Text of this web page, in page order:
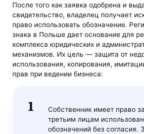
После того как заявка одобрена и
свидетельство, владелец получает
право использовать обозначение.
знака в Польше дает основание для
комплекса юридических и
механизмов. Их цель — защита от
использования, копирования,
прав при ведении бизнеса:
Собственник имеет право
третьим лицам
обозначений без согласия.